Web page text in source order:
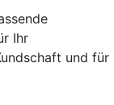
Ihr
und für